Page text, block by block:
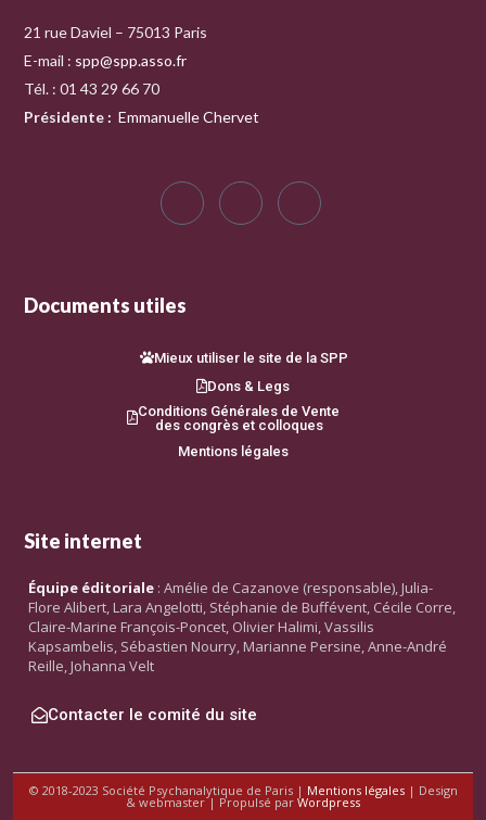
21 rue Daviel – 75013 Paris
E-mail : spp@spp.asso.fr
Tél. : 01 43 29 66 70
Présidente : Emmanuelle Chervet
Documents utiles
Mieux utiliser le site de la SPP
Dons & Legs
Conditions Générales de Vente
des congrès et colloques
Mentions légales
Site internet
Équipe éditoriale : Amélie de Cazanove (responsable), Julia-
Flore Alibert, Lara Angelotti, Stéphanie de Buffévent, Cécile Corre,
Claire-Marine François-Poncet, Olivier Halimi, Vassilis
Kapsambelis, Sébastien Nourry, Marianne Persine, Anne-André
Reille, Johanna Velt
Contacter le comité du site
© 2018-2023 Société Psychanalytique de Paris | Mentions légales| Design
& webmaster | Propulsé par Wordpress